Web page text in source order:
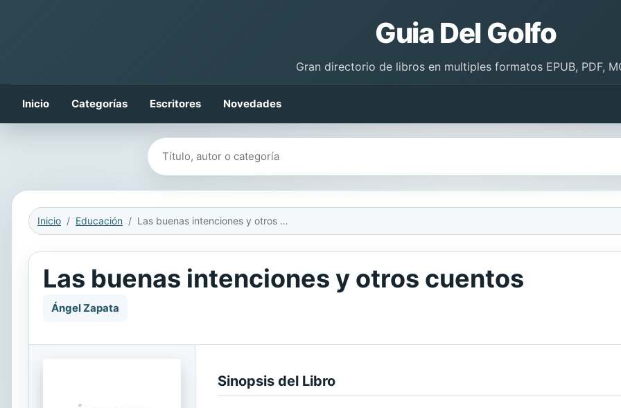
Guia Del Golfo
Gran directorio de libros en multiples formatos EPUB, PDF,
Inicio Categorías Escritores Novedades
Buscar libros
Inicio Educación Las buenas intenciones y otros cuentos
Las buenas intenciones y otros cuentos
Ángel Zapata
Sinopsis del Libro